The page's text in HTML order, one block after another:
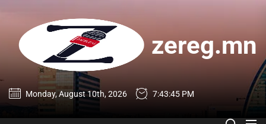
content
zereg.mn
zereg.mn
Monday, August 10th, 2026 7:43:46 PM